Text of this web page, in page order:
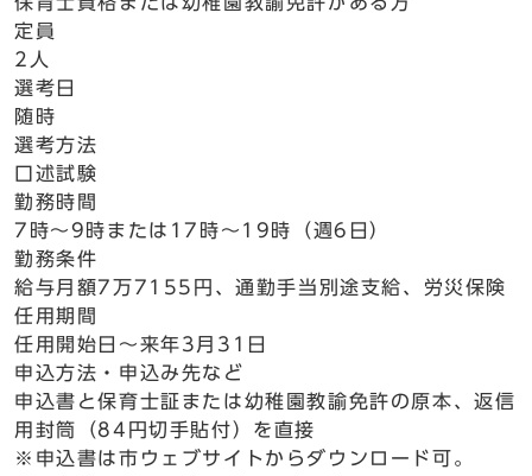
定員
2人
選考日
随時
選考方法
口述試験
勤務時間
7時～9時または17時～19時（週6日）
勤務条件
給与月額7万7155円、通勤手当別途支給、労災保険
任用期間
任用開始日～来年3月31日
申込方法・申込み先など
申込書と保育士証または幼稚園教諭免許の原本、返信
用封筒（84円切手貼付）を直接
※申込書は市ウェブサイトからダウンロード可。